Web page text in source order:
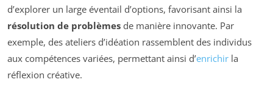
d’explorer un large éventail d’options, favorisant ainsi la
résolution de problèmes de manière innovante. Par
exemple, des ateliers d’idéation rassemblent des individus
aux compétences variées, permettant ainsi d’enrichir la
réflexion créative.